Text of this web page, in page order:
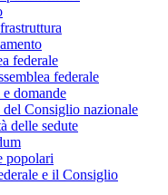
federale
federale
domande
del Consiglio nazionale
delle sedute
popolari
e il Consiglio